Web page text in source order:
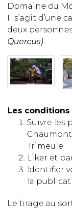
Domaine du
Il s’agit d’une
deux
Quercus)
Les
Suivre les
Trimeule
Liker et
Identifier
la
Le tirage au